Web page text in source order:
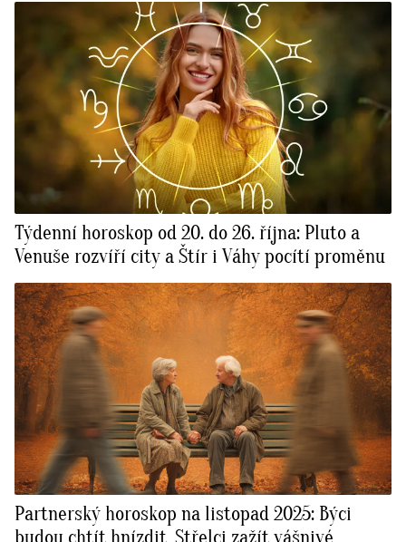
Týdenní horoskop od 20. do 26. října: Pluto a
Venuše rozvíří city a Štír i Váhy pocítí proměnu
Partnerský horoskop na listopad 2025: Býci